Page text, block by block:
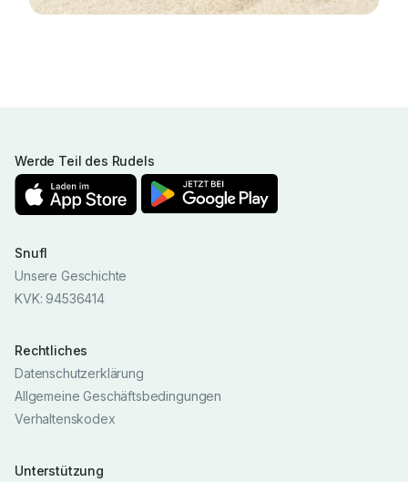
Werde Teil des Rudels
Snufl
Unsere Geschichte
KVK: 94536414
Rechtliches
Datenschutzerklärung
Allgemeine Geschäftsbedingungen
Verhaltenskodex
Unterstützung